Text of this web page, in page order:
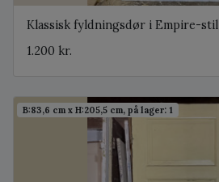
Klassisk fyldningsdør i Empire-stil
1.200 kr.
B:83,6 cm x H:205,5 cm, på lager: 1